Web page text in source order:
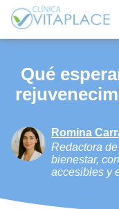
Qué
Romina
Redactora
bienestar,
accesibles y